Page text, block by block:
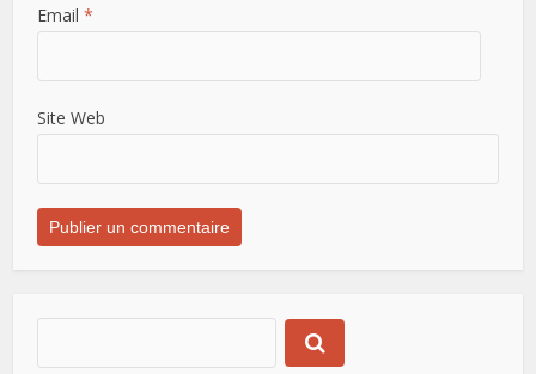
Email *
Site Web